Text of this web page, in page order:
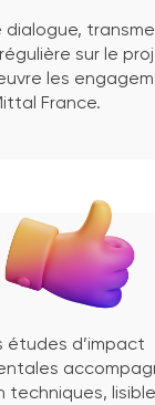
dialogue,
sur le
les
France.
études d’impact
techniques,